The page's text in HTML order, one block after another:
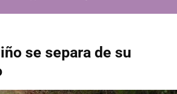
se separa de su